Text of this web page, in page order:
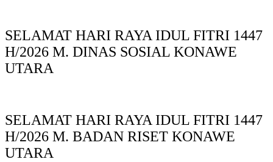
SELAMAT HARI RAYA IDUL FITRI 1447
H/2026 M. DINAS SOSIAL KONAWE
UTARA
SELAMAT HARI RAYA IDUL FITRI 1447
H/2026 M. BADAN RISET KONAWE
UTARA